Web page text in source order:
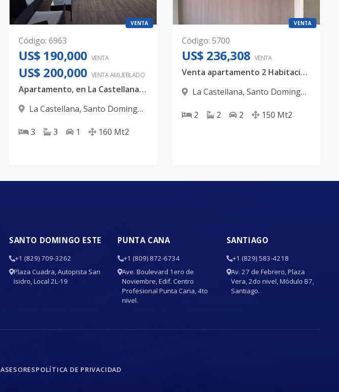
VENTA
Código: 6963
US$ 190,000 VENTA
US$ 200,000 VENTA AMUEBLADO
Apartamento, en La Castellana | 160 mts² + Terraza Destachada
La Castellana, Santo Domingo
3
3 1 160 Mt2
VENTA
Código: 5700
US$ 236,308 VENTA
Venta apartamento 2 Habitaciones + Terraza - La Castellana
La Castellana, Santo Domingo
2
2 2 150 Mt2
SANTO DOMINGO ESTE
+1 (829) 709-3262
Plaza Cuadra, Autopista San
Isidro, Local 2L-19
PUNTA CANA
+1 (809) 872-6734
Ave. Boulevard 1ero de
Noviembre, Edif. Centro
Profesional Punta Cana, 4to
nivel.
SANTIAGO
+1 (829) 583-4218
Av. 27 de Febrero, Plaza
Vera, 2do nivel, Módulo B7,
Santiago.
ASESORESPOLÍTICA DE PRIVACIDAD